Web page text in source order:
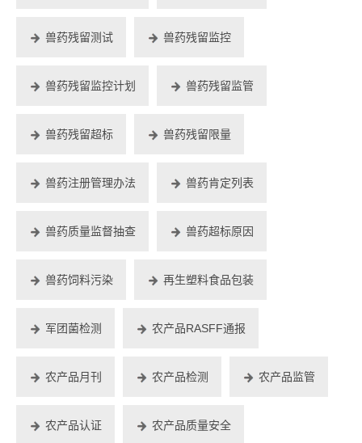
兽药残留测试 兽药残留监控
兽药残留监控计划 兽药残留监管
兽药残留超标 兽药残留限量
兽药注册管理办法 兽药肯定列表
兽药质量监督抽查 兽药超标原因
兽药饲料污染 再生塑料食品包装
军团菌检测 农产品RASFF通报
农产品月刊 农产品检测 农产品监管
农产品认证 农产品质量安全